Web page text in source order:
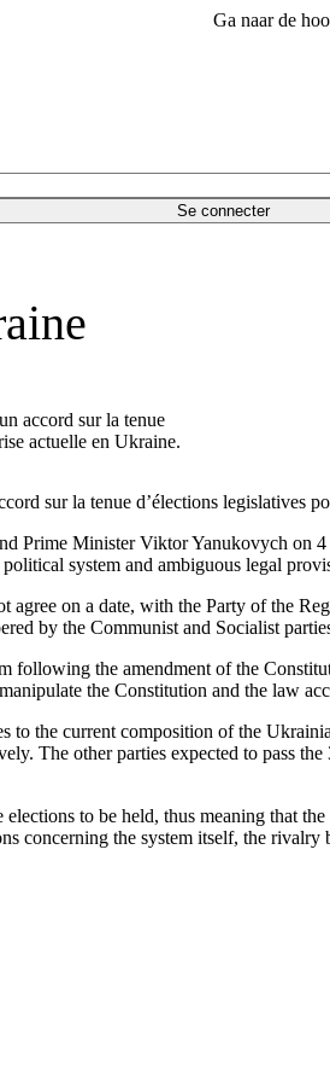
Ga naar de
Se connecter
accord sur la tenue
actuelle en Ukraine.
sur la tenue d’élections legislatives
Prime Minister Viktor Yanukovych
system and ambiguous legal
agree on a date, with the Party of the
by the Communist and Socialist
following the amendment of the
the Constitution and the law
the current composition of the
The other parties expected to pass
to be held, thus meaning that
concerning the system itself, the